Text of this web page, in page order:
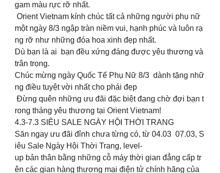
gam màu rực rỡ nhất.
Orient Vietnam kính chúc tất cả những người phụ nữ
một ngày 8/3 ngập tràn niềm vui, hạnh phúc và luôn rạ
ng rỡ như những đóa hoa xinh đẹp nhất.
Dù bạn là ai bạn đều xứng đáng được yêu thương và
trân trọng.
Chúc mừng ngày Quốc Tế Phụ Nữ 8/3 dành tặng nhữ
ng điều tuyệt vời nhất cho phái đẹp
Đừng quên những ưu đãi đặc biệt đang chờ đợi bạn t
rong tháng yêu thương tại Orient Vietnam!
4.3-7.3 SIÊU SALE NGÀY HỘI THỜI TRANG
Săn ngay ưu đãi đỉnh chưa từng có, từ 04.03 07.03, S
iêu Sale Ngày Hội Thời Trang, level-
up bản thân bằng những cỗ máy thời gian đẳng cấp tr
ên các gian hàng thương mại điện tử chính hãng của